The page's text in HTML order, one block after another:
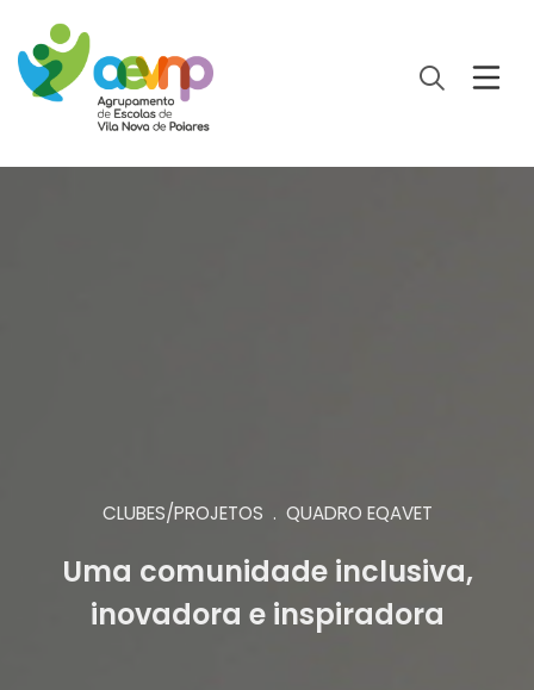
CLUBES/PROJETOS . QUADRO EQAVET
Uma comunidade inclusiva,
inovadora e inspiradora